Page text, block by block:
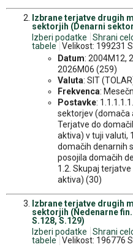
Izbrane terjatve drugih
sektorjih (Denarni sektor
Izberi podatke
Shrani
tabele
Velikost: 199231
Datum: 2004M12,
2026M06 (259)
Valuta: SIT
Frekvenca:
Postavke:
sektorjev (domača
Terjatve do
aktiva) v tuji valuti,
domačih denarnih
posojila domačih
1.2. Skupaj
aktiva) (30)
Izbrane terjatve drugih
sektorjih (Nedenarne fin.
S.128, S.129)
Izberi podatke
Shrani
tabele
Velikost: 196776